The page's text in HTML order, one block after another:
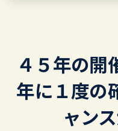
４５年の開
年に１度の
ャン